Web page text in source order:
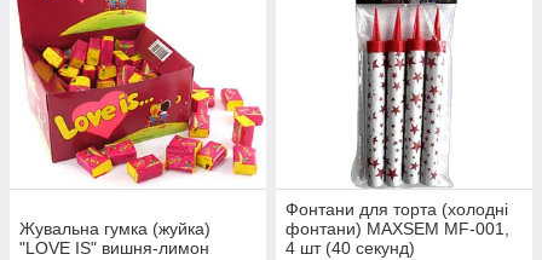
Жувальна гумка (жуйка)
"LOVE IS" вишня-лимон
Фонтани для торта (холодні
фонтани) MAXSEM MF-001,
4 шт (40 секунд)